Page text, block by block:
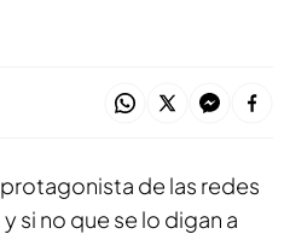
de las redes
si no que se lo digan a